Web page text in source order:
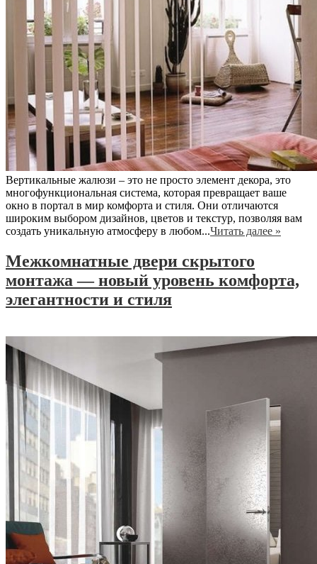
Вертикальные жалюзи – это не просто элемент декора, это
многофункциональная система, которая превращает ваше
окно в портал в мир комфорта и стиля. Они отличаются
широким выбором дизайнов, цветов и текстур, позволяя вам
создать уникальную атмосферу в любом...Читать далее »
Межкомнатные двери скрытого
монтажа — новый уровень комфорта,
элегантности и стиля